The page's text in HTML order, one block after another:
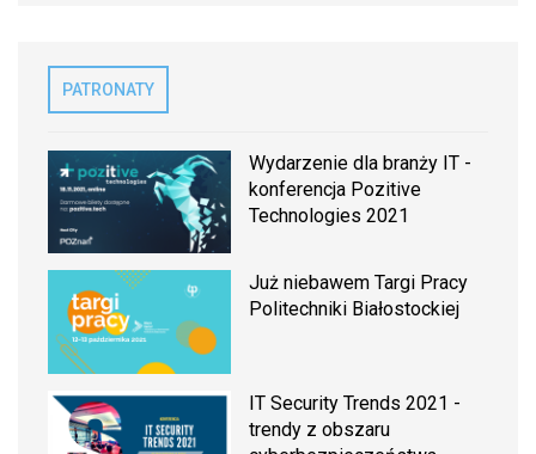
PATRONATY
Wydarzenie dla branży IT -
konferencja Pozitive
Technologies 2021
Już niebawem Targi Pracy
Politechniki Białostockiej
IT Security Trends 2021 -
trendy z obszaru